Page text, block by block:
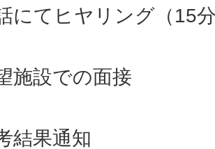
にてヒヤリング（15
施設での面接
結果通知